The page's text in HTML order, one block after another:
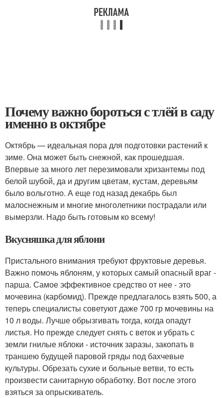
Почему важно бороться с тлёй в саду
именно в октябре
Октябрь — идеальная пора для подготовки растений к
зиме. Она может быть снежной, как прошедшая.
Впервые за много лет перезимовали хризантемы под
белой шубой, да и другим цветам, кустам, деревьям
было вольготно. А еще год назад декабрь был
малоснежным и многие многолетники пострадали или
вымерзли. Надо быть готовым ко всему!
Вкусняшка для яблони
Пристального внимания требуют фруктовые деревья.
Важно помочь яблоням, у которых самый опасный враг -
парша. Самое эффективное средство от нее - это
мочевина (карбомид). Прежде предлагалось взять 500, а
теперь специалисты советуют даже 700 гр мочевины на
10 л воды. Лучше обрызгивать тогда, когда опадут
листья. Но прежде следует снять с веток и убрать с
земли гнилые яблоки - источник заразы, закопать в
траншею будущей паровой гряды под бахчевые
культуры. Обрезать сухие и больные ветви, то есть
произвести санитарную обработку. Вот после этого
взяться за опрыскиватель.